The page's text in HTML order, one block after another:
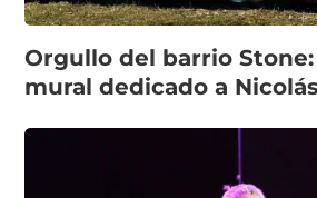
Orgullo del barrio
mural dedicado a